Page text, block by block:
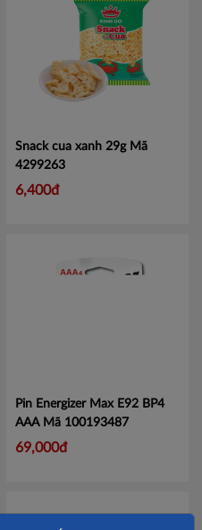
Snack cua xanh 29g Mã
4299263
6,400đ
Pin Energizer Max E92 BP4
AAA Mã 100193487
69,000đ